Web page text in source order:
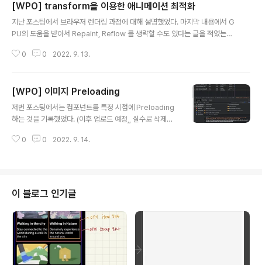
Critical Rendering Path 과정이 다시 모두 재실행되는 것 🌱 Repaint - co
lor, background-color가 변..
[WPO] transform을 이용한 애니메이션 최적화
지난 포스팅에서 브라우저 렌더링 과정에 대해 설명했었다. 마지막 내용에서 G
PU의 도움을 받아서 Repaint, Reflow 를 생략할 수도 있다는 글을 적었는데,
Unit)? - 컴퓨터 화면에 이미지를 렌더링하는데 사용되는 처리 📌 GPU가 관여
션이 빠르고 부드럽게 나타날 수 있다. 이제 transform 속성을 이용하여 애니
메이션 최적화를 해보겠다! 기존 코드 const Bar = (props) => { return ( {p
rops.percent}..
0 0 2022. 9. 13.
[WPO] 이미지 Preloading
저번 포스팅에서는 컴포넌트를 특정 시점에 Preloading
하는 것을 기록했었다. (이후 업로드 예정,, 실수로 삭제해
저장 되어있던 이 포스팅.. 모르고 삭제해버려서 다시 쓰는
이번에는 이미지를 Preloading 해보자! Modal 을 선택
했을 경우, Modal 내부 이미지들 중에 가장 먼저 뜰 대문
사진이 다른 이미지들과 함께 로딩이 되어 느리게 뜨는 것
을 경험해본적이 있을 것이다. 이 Modal의 대문? 대표?
사..
0 0 2022. 9. 14.
이 블로그 인기글